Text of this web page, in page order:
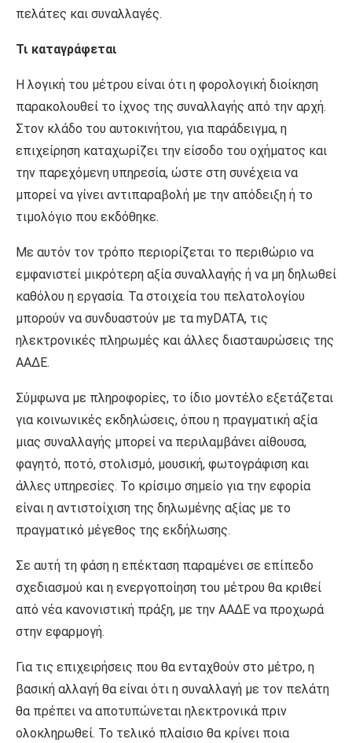
πελάτες και συναλλαγές.
Τι καταγράφεται
Η λογική του μέτρου είναι ότι η φορολογική διοίκηση
παρακολουθεί το ίχνος της συναλλαγής από την αρχή.
Στον κλάδο του αυτοκινήτου, για παράδειγμα, η
επιχείρηση καταχωρίζει την είσοδο του οχήματος και
την παρεχόμενη υπηρεσία, ώστε στη συνέχεια να
μπορεί να γίνει αντιπαραβολή με την απόδειξη ή το
τιμολόγιο που εκδόθηκε.
Με αυτόν τον τρόπο περιορίζεται το περιθώριο να
εμφανιστεί μικρότερη αξία συναλλαγής ή να μη δηλωθεί
καθόλου η εργασία. Τα στοιχεία του πελατολογίου
μπορούν να συνδυαστούν με τα myDATA, τις
ηλεκτρονικές πληρωμές και άλλες διασταυρώσεις της
ΑΑΔΕ.
Σύμφωνα με πληροφορίες, το ίδιο μοντέλο εξετάζεται
για κοινωνικές εκδηλώσεις, όπου η πραγματική αξία
μιας συναλλαγής μπορεί να περιλαμβάνει αίθουσα,
φαγητό, ποτό, στολισμό, μουσική, φωτογράφιση και
άλλες υπηρεσίες. Το κρίσιμο σημείο για την εφορία
είναι η αντιστοίχιση της δηλωμένης αξίας με το
πραγματικό μέγεθος της εκδήλωσης.
Σε αυτή τη φάση η επέκταση παραμένει σε επίπεδο
σχεδιασμού και η ενεργοποίηση του μέτρου θα κριθεί
από νέα κανονιστική πράξη, με την ΑΑΔΕ να προχωρά
στην εφαρμογή.
Για τις επιχειρήσεις που θα ενταχθούν στο μέτρο, η
βασική αλλαγή θα είναι ότι η συναλλαγή με τον πελάτη
θα πρέπει να αποτυπώνεται ηλεκτρονικά πριν
ολοκληρωθεί. Το τελικό πλαίσιο θα κρίνει ποια